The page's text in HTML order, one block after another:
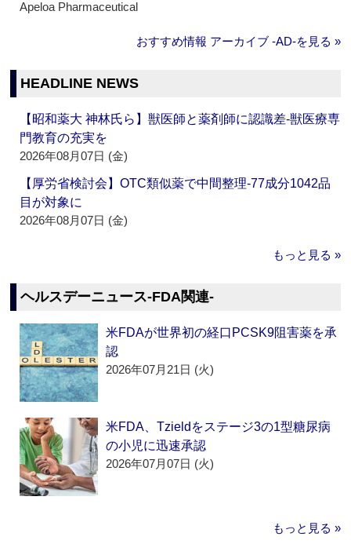
Apeloa Pharmaceutical
おすすめ情報 アーカイブ ‐AD‐を見る »
HEADLINE NEWS
【昭和薬大 神林氏ら】獣医師と薬剤師に認識差‐獣医療専
門教育の充実を
2026年08月07日 (金)
【厚労省検討会】OTC類似薬で中間整理‐77成分1042品
目が対象に
2026年08月07日 (金)
もっと見る »
ヘルスデーニュース‐FDA関連‐
米FDAが世界初の経口PCSK9阻害薬を承
認
2026年07月21日 (火)
米FDA、Tzieldをステージ3の1型糖尿病
の小児に迅速承認
2026年07月07日 (火)
もっと見る »